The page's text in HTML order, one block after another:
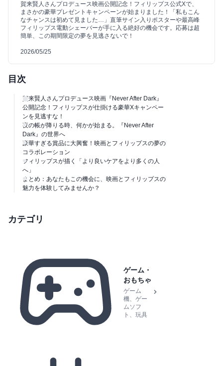
賀来賢人さんプロデュース映画公開記念！フィリップス公式Xで、
まさかの豪華プレゼントキャンペーンが始まりました！「私もこん
なチャンスは初めて見ました…」直筆サイン入りポスターや最高峰
フィリップス電動シェーバーが手に入る絶好の機会です。応募は超
簡単、この期間限定の夢を見逃さないで！
2026/05/25
目次
賀来賢人さんプロデュース映画『Never After Dark』
公開記念！フィリップスが仕掛ける豪華Xキャンペー
ンを見逃すな！
夜の帳が降りる時、何かが始まる。『Never After
Dark』の世界へ
豪華すぎる賞品に大興奮！映画とフィリップスの夢の
コラボレーション
フィリップスが描く「より良いケアをより多くの人
へ」
まとめ：あなたもこの機会に、映画とフィリップスの
魅力を体験してみませんか？
カテゴリ
ゲーム・
おもちゃ
ゲーム
機、ゲー
ムソフ
ト、玩具